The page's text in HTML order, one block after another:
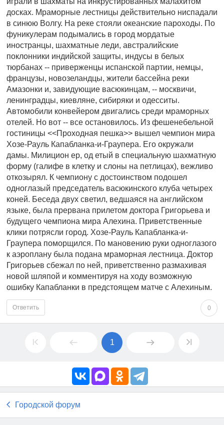
досках. Мраморные лестницы действительно ниспадали
в синюю Волгу. На реке стояли океанские пароходы. По
фуникулерам подымались в город мордатые
иностранцы, шахматные леди, австралийские
поклонники индийской защиты, индусы в белых
тюрбанах -- приверженцы испанской партии, немцы,
французы, новозеландцы, жители бассейна реки
Амазонки и, завидующие васюкинцам, -- москвичи,
ленинградцы, киевляне, сибиряки и одесситы.
Автомобили конвейером двигались среди мраморных
отелей. Но вот -- все остановилось. Из фешенебельной
гостиницы <<Проходная пешка>> вышел чемпион мира
Хозе-Рауль Капабланка-и-Граупера. Его окружали
дамы. Милицион ер, од етый в специальную шахматную
форму (галифе в клетку и слоны на петлицах), вежливо
откозырял. К чемпиону с достоинством подошел
одноглазый председатель васюкинского клуба четырех
коней. Беседа двух светил, ведшаяся на английском
языке, была прервана прилетом доктора Григорьева и
будущего чемпиона мира Алехина. Приветственные
клики потрясли город. Хозе-Рауль Капабланка-и-
Граупера поморщился. По мановению руки одноглазого
к аэроплану была подана мраморная лестница. Доктор
Григорьев сбежал по ней, приветственно размахивая
новой шляпой и комментируя на ходу возможную
ошибку Капабланки в предстоящем матче с Алехиным.
0
Ответить
1
Городской форум